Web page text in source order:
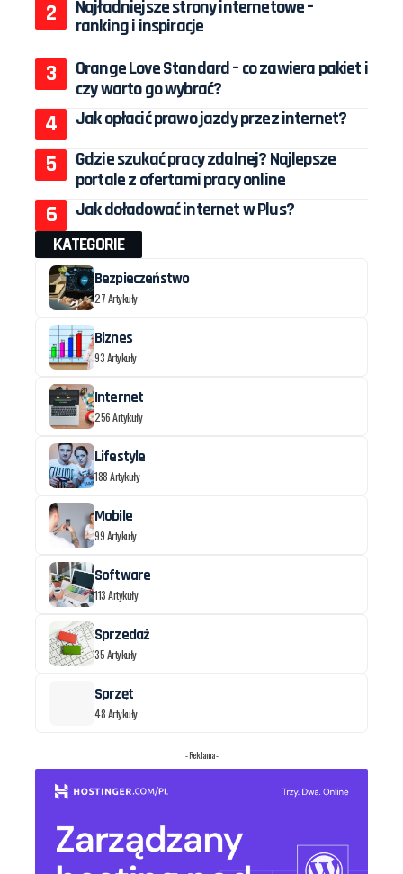
Najładniejsze strony internetowe –
ranking i inspiracje
Orange Love Standard – co zawiera pakiet i
czy warto go wybrać?
Jak opłacić prawo jazdy przez internet?
Gdzie szukać pracy zdalnej? Najlepsze
portale z ofertami pracy online
Jak doładować internet w Plus?
KATEGORIE
Bezpieczeństwo
27 Artykuły
Biznes
93 Artykuły
Internet
256 Artykuły
Lifestyle
188 Artykuły
Mobile
99 Artykuły
Software
113 Artykuły
Sprzedaż
35 Artykuły
Sprzęt
48 Artykuły
- Reklama -